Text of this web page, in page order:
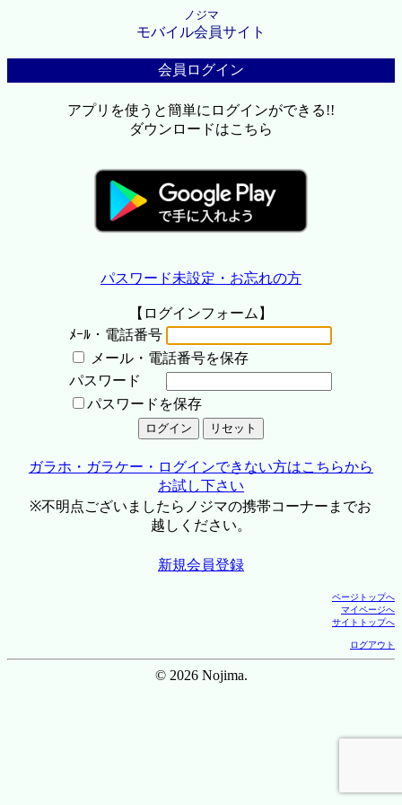
ノジマ
モバイル会員サイト
会員ログイン
アプリを使うと簡単にログインができる!!
ダウンロードはこちら
パスワード未設定・お忘れの方
【ログインフォーム】
ﾒｰﾙ・電話番号
メール・電話番号を保存
パスワード
パスワードを保存
ガラホ・ガラケー・ログインできない方はこちらから
お試し下さい
※不明点ございましたらノジマの携帯コーナーまでお
越しください。
新規会員登録
ページトップへ
マイページへ
サイトトップへ
ログアウト
© 2026 Nojima.